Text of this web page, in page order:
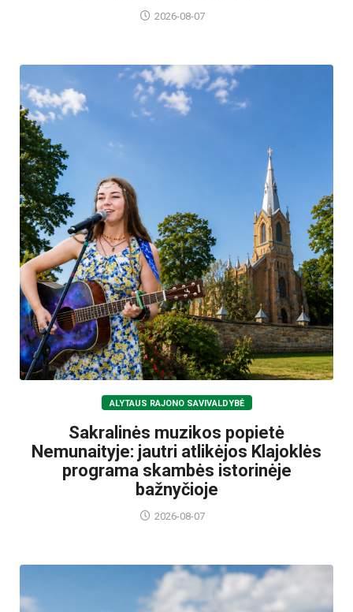
2026-08-07
ALYTAUS RAJONO SAVIVALDYBĖ
Sakralinės muzikos popietė
Nemunaityje: jautri atlikėjos Klajoklės
programa skambės istorinėje
bažnyčioje
2026-08-07